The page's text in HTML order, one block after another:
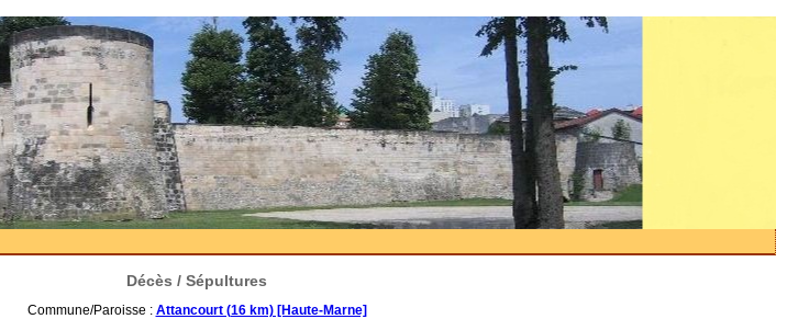
Décès / Sépultures
Commune/Paroisse : Attancourt (16 km) [Haute-Marne]